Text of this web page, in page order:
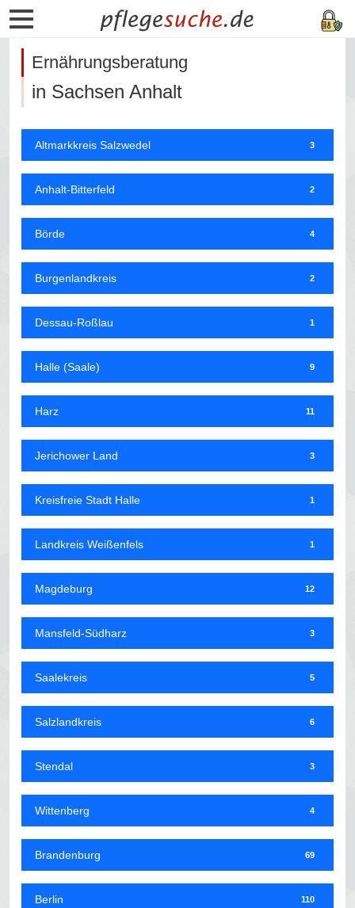
Ernährungsberatung
in Sachsen Anhalt
Altmarkkreis Salzwedel 3
Anhalt-Bitterfeld 2
Börde 4
Burgenlandkreis 2
Dessau-Roßlau 1
Halle (Saale) 9
Harz 11
Jerichower Land 3
Kreisfreie Stadt Halle 1
Landkreis Weißenfels 1
Magdeburg 12
Mansfeld-Südharz 3
Saalekreis 5
Salzlandkreis 6
Stendal 3
Wittenberg 4
Brandenburg 69
Berlin 110